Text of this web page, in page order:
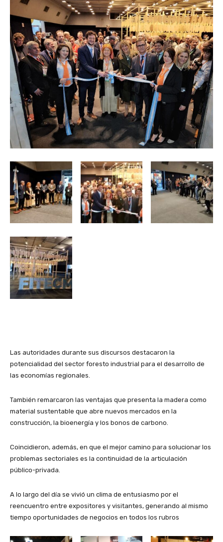
Las autoridades durante sus discursos destacaron la
potencialidad del sector foresto industrial para el desarrollo de
las economías regionales.
También remarcaron las ventajas que presenta la madera como
material sustentable que abre nuevos mercados en la
construcción, la bioenergía y los bonos de carbono.
Coincidieron, además, en que el mejor camino para solucionar los
problemas sectoriales es la continuidad de la articulación
público-privada.
A lo largo del día se vivió un clima de entusiasmo por el
reencuentro entre expositores y visitantes, generando al mismo
tiempo oportunidades de negocios en todos los rubros